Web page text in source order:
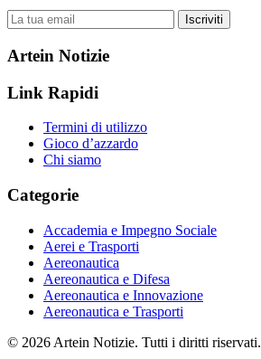
Iscriviti
Artein Notizie
Link Rapidi
Termini di utilizzo
Gioco d’azzardo
Chi siamo
Categorie
Accademia e Impegno Sociale
Aerei e Trasporti
Aereonautica
Aereonautica e Difesa
Aereonautica e Innovazione
Aereonautica e Trasporti
© 2026 Artein Notizie. Tutti i diritti riservati.